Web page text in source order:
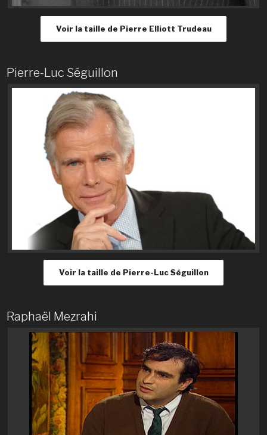
Voir la taille de Pierre Elliott Trudeau
Pierre-Luc Séguillon
Voir la taille de Pierre-Luc Séguillon
Raphaël Mezrahi